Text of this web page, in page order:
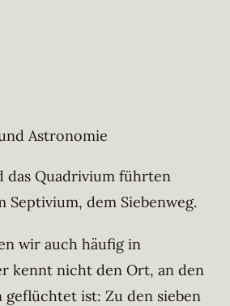
Astronomie
das Quadrivium führten
Septivium, dem Siebenweg.
wir auch häufig in
kennt nicht den Ort, an den
geflüchtet ist: Zu den sieben